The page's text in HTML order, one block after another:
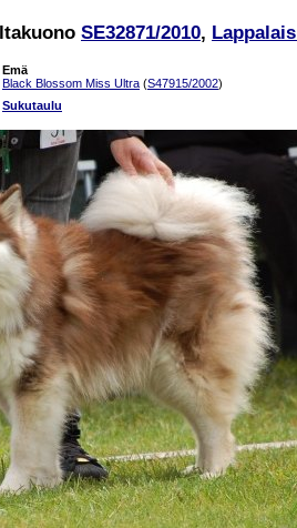
SE32871/2010,
Emä
Black Blossom Miss Ultra (S47915/2002)
Sukutaulu